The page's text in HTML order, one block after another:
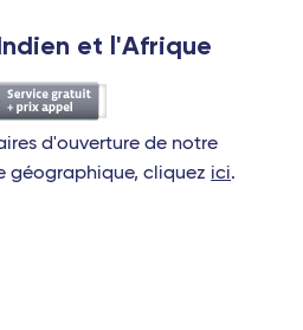
et l'Afrique
d'ouverture de notre
géographique, cliquez ici.